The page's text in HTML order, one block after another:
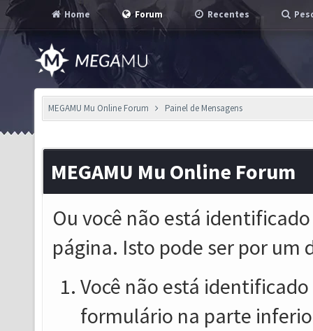
Home Forum Recentes
MEGAMU Mu Online Forum Painel de Mensagens
MEGAMU Mu Online Forum
Ou você não está
página. Isto pode ser por um
Você não está
formulário na parte